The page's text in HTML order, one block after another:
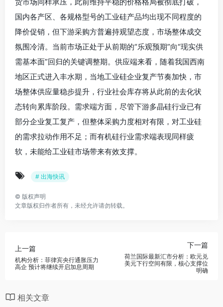
国内各产区、各规格型号的工业硅产品均出现不同程度的
降价促销，但下游采购方普遍持观望态度，市场整体成交
氛围冷清。当前市场正处于从前期的“乐观预期”向“现实供
需基本面”回归的关键调整期。供应端来看，随着我国西南
地区正式进入丰水期，当地工业硅企业复产节奏加快，市
场整体供应量稳步提升，行业社会库存将从此前的去化状
态转向累库阶段。需求端方面，尽管下游多晶硅行业已有
部分企业复工复产，但整体采购力度相对有限，对工业硅
的需求拉动作用不足；而有机硅行业需求端表现同样疲
软，未能给工业硅市场带来有效支撑。
# 出海快讯
© 版权声明
文章版权归作者所有，未经允许请勿转载。
上一篇
机构分析：菲律宾央行通胀压力
高企 预计将继续开启加息周期
下一篇
荷兰国际最新汇市分析：欧元兑
美元下行空间有限，核心支撑位
明确
相关文章